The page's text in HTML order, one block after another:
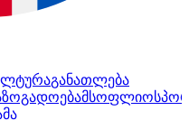
განათლება
მსოფლიო